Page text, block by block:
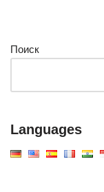
Поиск
Languages